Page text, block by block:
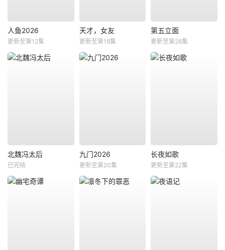
人鱼2026
更新至第12集
天才，女友
更新至第18集
第五立面
更新至第28集
北魏冯太后
已完结
九门2026
更新至第20集
长夜如歌
更新至第22集